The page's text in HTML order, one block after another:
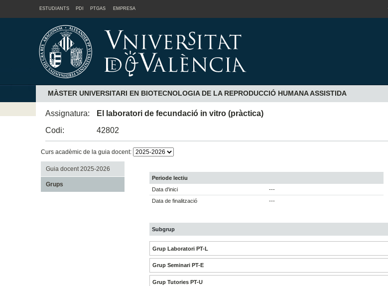
ESTUDIANTS PDI PTGAS EMPRESA
MÀSTER UNIVERSITARI EN BIOTECNOLOGIA DE LA REPRODUCCIÓ HUMANA ASSISTIDA
Assignatura:
El laboratori de fecundació in vitro (pràctica)
Codi:
42802
Curs acadèmic de la guia docent:
Guia docent 2025-2026
Grups
Periode lectiu
Data d'inici
---
Data de finalització
---
Subgrup
Grup Laboratori PT-L
Grup Seminari PT-E
Grup Tutories PT-U